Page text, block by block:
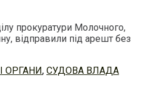
прокуратури Молочного,
відправили під арешт без
ОРГАНИ, СУДОВА ВЛАДА